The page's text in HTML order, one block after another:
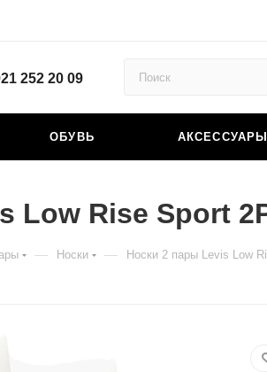
252 20 09
ОБУВЬ АКСЕССУАРЫ
Low Rise Sport
— Носки — Носки 2 пары Levis Low